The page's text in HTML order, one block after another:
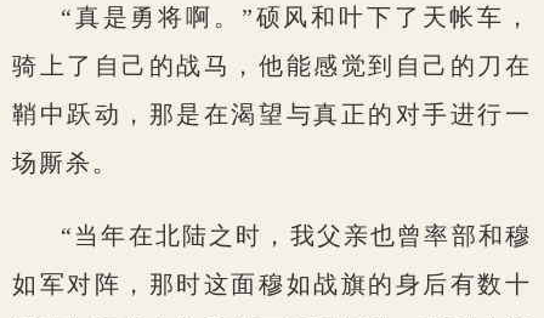
“真是勇将啊。”硕风和叶下了天帐车，
骑上了自己的战马，他能感觉到自己的刀在
鞘中跃动，那是在渴望与真正的对手进行一
场厮杀。
“当年在北陆之时，我父亲也曾率部和穆
如军对阵，那时这面穆如战旗的身后有数十